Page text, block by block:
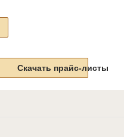
Скачать прайс-листы